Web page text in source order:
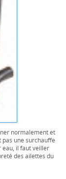
normalement et
une surchauffe
eau, il faut veiller
des ailettes du